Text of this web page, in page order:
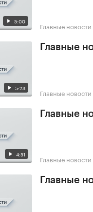
5:00 Главные новости
5:23
Главные
Главные новости
4:51
Главные
Главные новости
Главные